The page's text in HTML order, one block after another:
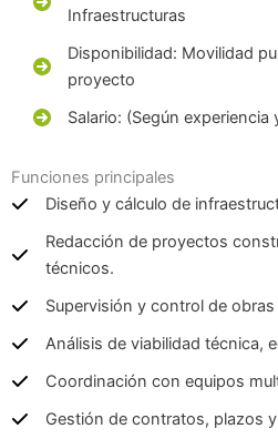
Infraestructuras
Disponibilidad: Movilidad
proyecto
Salario: (Según experiencia
Funciones principales
Diseño y cálculo de
Redacción de proyectos
técnicos.
Supervisión y control de
Análisis de viabilidad técnica,
Coordinación con equipos
Gestión de contratos, plazos